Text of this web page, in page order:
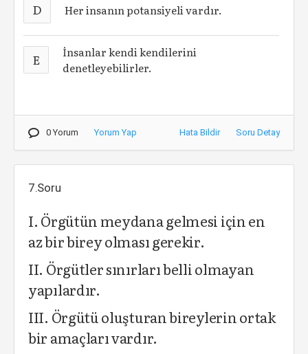
D Her insanın potansiyeli vardır.
E
İnsanlar kendi kendilerini
denetleyebilirler.
0 Yorum Yorum Yap Hata Bildir Soru Detay
7.Soru
I. Örgütün meydana gelmesi için en
az bir birey olması gerekir.
II. Örgütler sınırları belli olmayan
yapılardır.
III. Örgütü oluşturan bireylerin ortak
bir amaçları vardır.